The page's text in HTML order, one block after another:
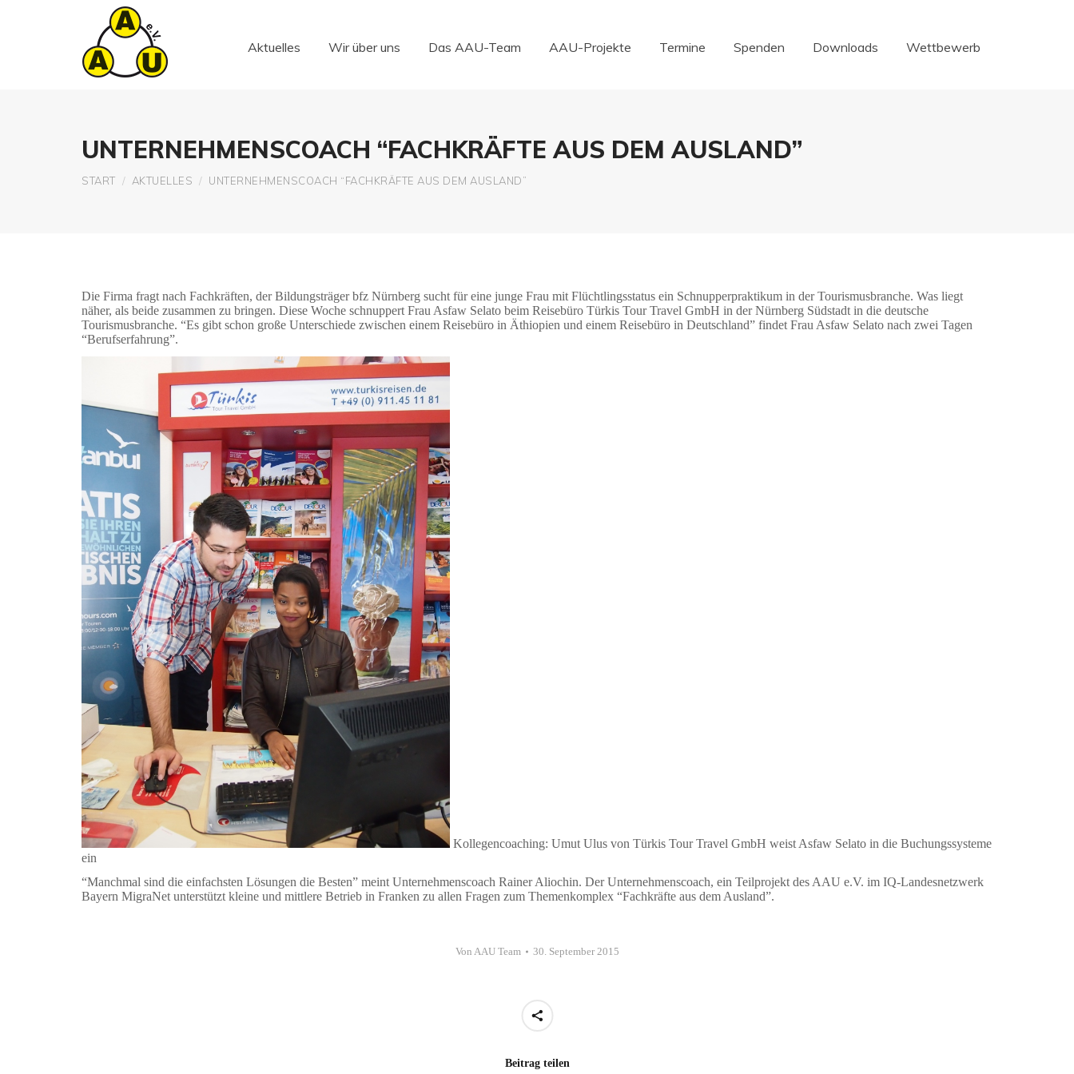
Aktuelles Wir über uns Das AAU-Team AAU-Projekte Termine Spenden Downloads Wettbewerb
UNTERNEHMENSCOACH “FACHKRÄFTE AUS DEM AUSLAND”
START AKTUELLES UNTERNEHMENSCOACH “FACHKRÄFTE AUS DEM AUSLAND”
Die Firma fragt nach Fachkräften, der Bildungsträger bfz Nürnberg sucht für eine junge Frau mit Flüchtlingsstatus ein Schnupperpraktikum in der Tourismusbranche. Was liegt
näher, als beide zusammen zu bringen. Diese Woche schnuppert Frau Asfaw Selato beim Reisebüro Türkis Tour Travel GmbH in der Nürnberg Südstadt in die deutsche
Tourismusbranche. “Es gibt schon große Unterschiede zwischen einem Reisebüro in Äthiopien und einem Reisebüro in Deutschland” findet Frau Asfaw Selato nach zwei Tagen
“Berufserfahrung”.
Kollegencoaching: Umut Ulus von Türkis Tour Travel GmbH weist Asfaw Selato in die Buchungssysteme
ein
“Manchmal sind die einfachsten Lösungen die Besten” meint Unternehmenscoach Rainer Aliochin. Der Unternehmenscoach, ein Teilprojekt des AAU e.V. im IQ-Landesnetzwerk
Bayern MigraNet unterstützt kleine und mittlere Betrieb in Franken zu allen Fragen zum Themenkomplex “Fachkräfte aus dem Ausland”.
Von AAU Team 30. September 2015
Beitrag teilen